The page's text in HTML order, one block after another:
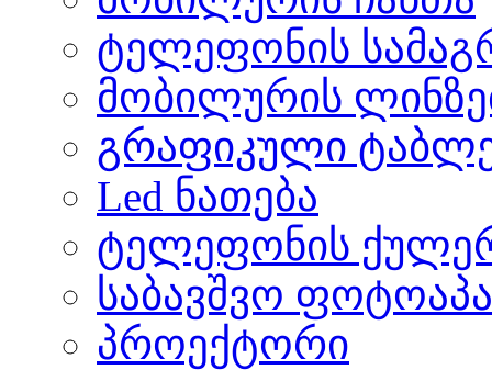
ტელეფონის
მობილურის
გრაფიკული
Led ნათება
ტელეფონის
საბავშვო
პროექტორი